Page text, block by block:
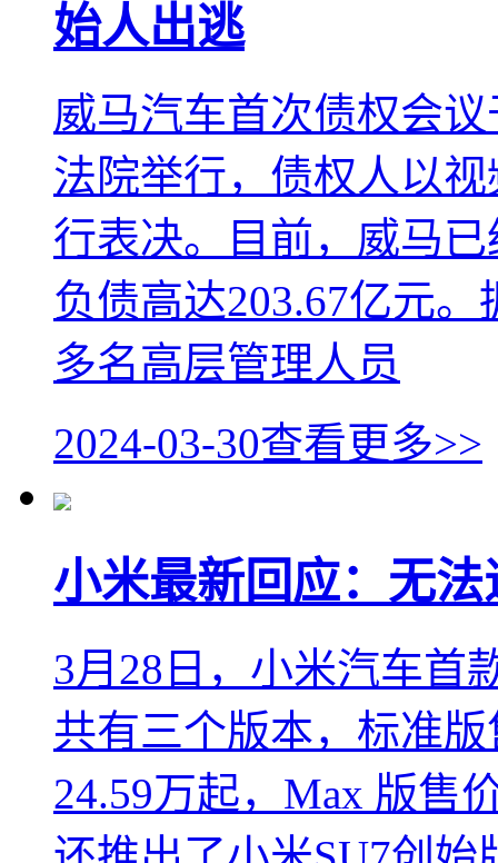
始人出逃
威马汽车首次债权会
法院举行，债权人以
行表决。目前，威马
负债高达203.67亿元
多名高层管理人员
2024-03-30查看更多>>
小米最新回应：无
3月28日，小米汽车首
共有三个版本，标准
24.59万起，Max 版售